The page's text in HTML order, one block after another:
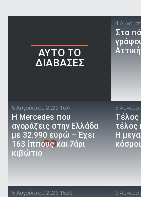
AYTO TO
ΔΙΑΒΑΣΕΣ
4
Στα
5 Αυγούστου 2026 16:41
Η Mercedes που
αγοράζεις στην Ελλάδα
με 32.990 ευρώ – Έχει
163 ίππους και 7άρι
κιβώτιο
5
Τέλος
τέλος
Η
5 Αυγούστου 2026 15:36 6